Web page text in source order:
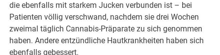
die ebenfalls mit starkem Jucken verbunden ist – bei
Patienten völlig verschwand, nachdem sie drei Wochen
zweimal täglich Cannabis-Präparate zu sich genommen
haben. Andere entzündliche Hautkrankheiten haben sich
ebenfalls gebessert.